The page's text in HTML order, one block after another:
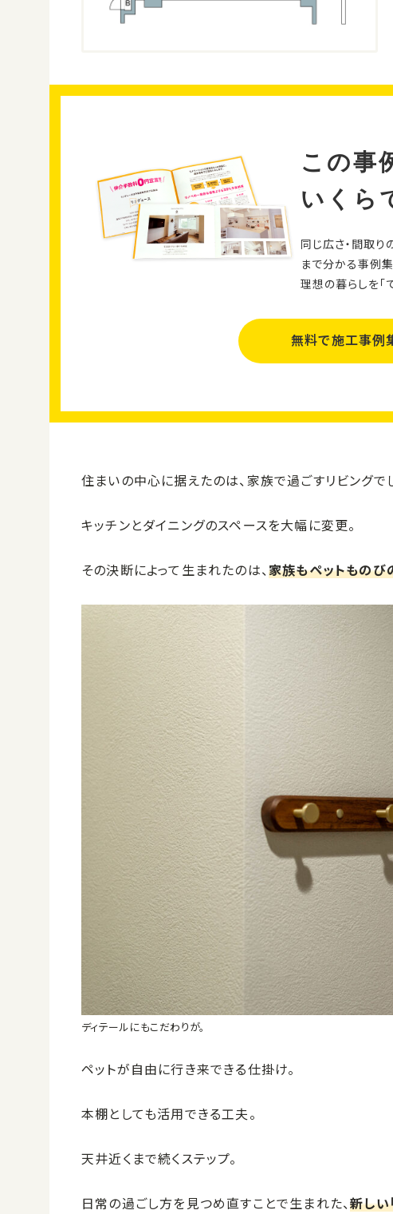
この事
いくら
同じ広さ・間取り
まで分かる事例集
理想の暮らしを「
無料で施工事例
住まいの中心に据えたのは、家族で過ごすリビングで
キッチンとダイニングのスペースを大幅に変更。
その決断によって生まれたのは、 家族もペットものび
ディテールにもこだわりが。
ペットが自由に行き来できる仕掛け。
本棚としても活用できる工夫。
天井近くまで続くステップ。
日常の過ごし方を見つめ直すことで生まれた、新しい